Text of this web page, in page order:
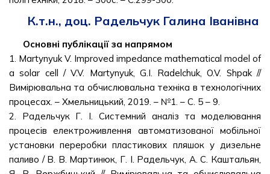
К.т.н., доц. Радельчук Галина Іванівна
Основні публікації за напрямом
1. Martynyuk V. Improved impedance mathematical model of
a solar cell / V.V. Martynyuk, G.I. Radelchuk, O.V. Shpak //
Вимірювальна та обчислювальна техніка в технологічних
процесах. – Хмельницький, 2019. – №1. – С. 5 – 9.
2. Радельчук Г. І. Системний аналіз та моделювання
процесів електроживлення автоматизованої мобільної
установки переробки пластикових пляшок у дизельне
паливо / В. В. Мартинюк, Г. І. Радельчук, А. С. Каштальян,